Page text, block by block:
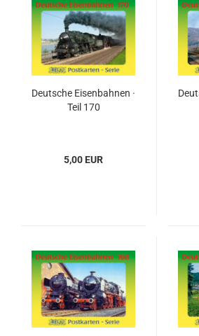
Deutsche Eisenbahnen ·
Teil 170
5,00 EUR